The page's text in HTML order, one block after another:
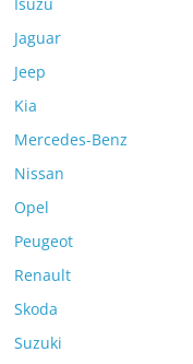
Jaguar
Jeep
Kia
Mercedes-Benz
Nissan
Opel
Peugeot
Renault
Skoda
Suzuki